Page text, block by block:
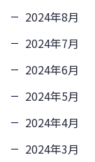
2024年8月
2024年7月
2024年6月
2024年5月
2024年4月
2024年3月